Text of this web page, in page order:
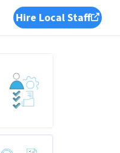
Hire Local Staff